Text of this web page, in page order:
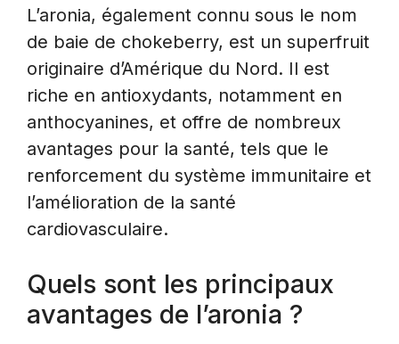
L’aronia, également connu sous le nom
de baie de chokeberry, est un superfruit
originaire d’Amérique du Nord. Il est
riche en antioxydants, notamment en
anthocyanines, et offre de nombreux
avantages pour la santé, tels que le
renforcement du système immunitaire et
l’amélioration de la santé
cardiovasculaire.
Quels sont les principaux
avantages de l’aronia ?